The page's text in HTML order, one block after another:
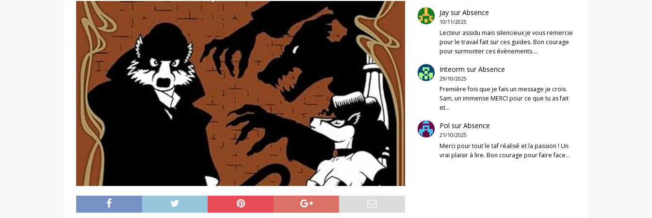
Jay surAbsence
10/11/2025
Lecteur assidu mais silencieux je vous remercie
pour le travail fait sur ces guides. Bon courage
pour surmonter ces évènements.…
Inteorm surAbsence
29/10/2025
Première fois que je fais un message je crois.
Sam, un immense MERCI pour ce que tu as fait
et…
Pol surAbsence
21/10/2025
Merci pour tout le taf réalisé et la passion ! Un
vrai plaisir à lire. Bon courage pour faire face…